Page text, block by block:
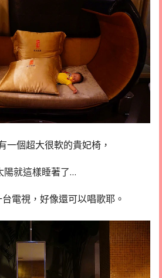
一個超大很軟的貴妃椅，
陽就這樣睡著了…
電視，好像還可以唱歌耶。